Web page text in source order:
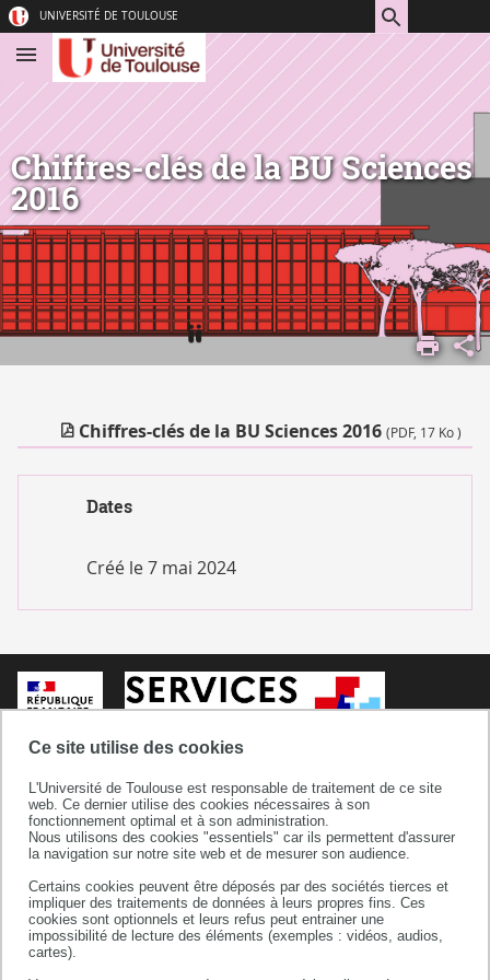
Ce site utilise des cookies
L'Université de Toulouse est responsable de traitement de ce site
web. Ce dernier utilise des cookies nécessaires à son
fonctionnement optimal et à son administration.
Nous utilisons des cookies "essentiels" car ils permettent d'assurer
la navigation sur notre site web et de mesurer son audience.
Certains cookies peuvent être déposés par des sociétés tierces et
impliquer des traitements de données à leurs propres fins. Ces
cookies sont optionnels et leurs refus peut entrainer une
impossibilité de lecture des éléments (exemples : vidéos, audios,
cartes).
au
contenu
directs
UNIVERSITÉ DE TOULOUSE
Chiffres-clés de la BU Sciences
2016
ACCUEIL
Chiffres-clés de la BU Sciences 2016 (PDF, 17 Ko )
Dates
Créé le7 mai 2024
Service Commun de Documentation
118 route de Narbonne
31062 TOULOUSE CEDEX 9